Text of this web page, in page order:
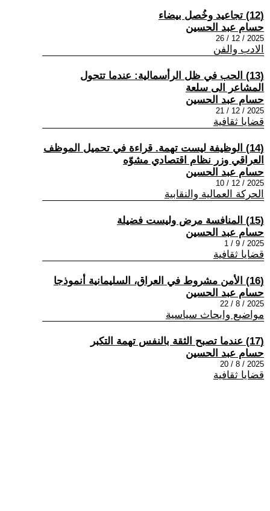
(12) تجاعيد وخُصل بيضاء
حسام عبد الحسين
2025 / 12 / 26
الادب والفن
(13) الحب في ظل الرأسمالية: عندما تتحول
المشاعر الى سلعة
حسام عبد الحسين
2025 / 12 / 21
قضايا ثقافية
(14) الوظيفة ليست تهمة. قراءة في تحميل الموظف
العراقي وزر نظام اقتصادي مشوّه
حسام عبد الحسين
2025 / 12 / 10
الحركة العمالية والنقابية
(15) المنافسة مرض وليست فضيلة
حسام عبد الحسين
2025 / 9 / 1
قضايا ثقافية
(16) الأمن مشروط في العراق، السليمانية أنموذجا
حسام عبد الحسين
2025 / 8 / 22
مواضيع وابحاث سياسية
(17) عندما تصبح الثقة بالنفس تهمة التكبر
حسام عبد الحسين
2025 / 8 / 20
قضايا ثقافية